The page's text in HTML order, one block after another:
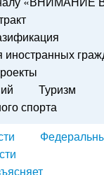
Туризм
спорта